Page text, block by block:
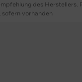
des Herstellers.
sofern vorhanden